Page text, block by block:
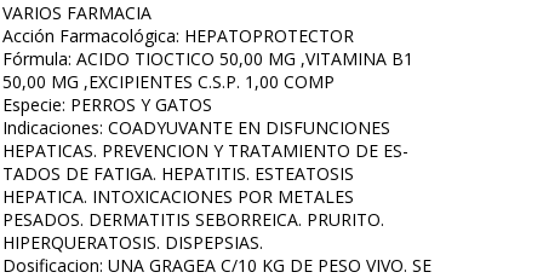
VARIOS FARMACIA
Acción Farmacológica: HEPATOPROTECTOR
Fórmula: ACIDO TIOCTICO 50,00 MG ,VITAMINA B1
50,00 MG ,EXCIPIENTES C.S.P. 1,00 COMP
Especie: PERROS Y GATOS
Indicaciones: COADYUVANTE EN DISFUNCIONES
HEPATICAS. PREVENCION Y TRATAMIENTO DE ES-
TADOS DE FATIGA. HEPATITIS. ESTEATOSIS
HEPATICA. INTOXICACIONES POR METALES
PESADOS. DERMATITIS SEBORREICA. PRURITO.
HIPERQUERATOSIS. DISPEPSIAS.
Dosificacion: UNA GRAGEA C/10 KG DE PESO VIVO. SE